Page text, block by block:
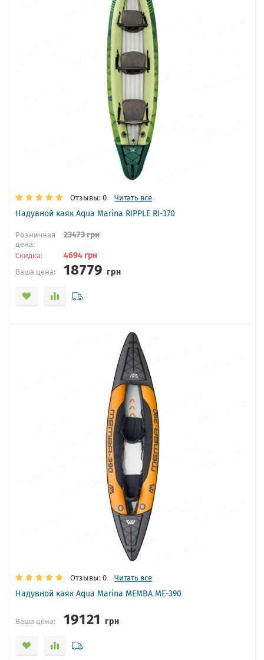
Отзывы: 0 Читать все
Надувной каяк Aqua Marina RIPPLE RI-370
Розничная
цена:
23473грн
Скидка: 4694грн
Ваша цена: 18779грн
Отзывы: 0 Читать все
Надувной каяк Aqua Marina MEMBA ME-390
Ваша цена: 19121грн